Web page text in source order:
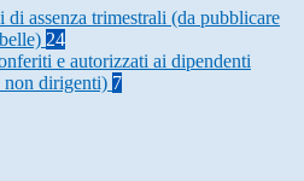
di assenza trimestrali (da pubblicare
24
e autorizzati ai dipendenti
non dirigenti) 7